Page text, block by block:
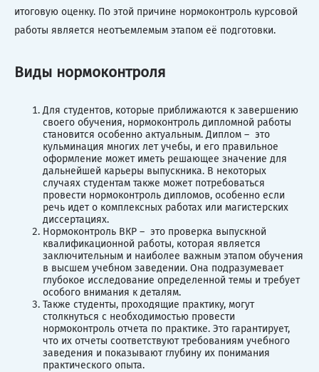
итоговую оценку. По этой причине нормоконтроль курсовой
работы является неотъемлемым этапом её подготовки.
Виды нормоконтроля
Для студентов, которые приближаются к завершению
своего обучения, нормоконтроль дипломной работы
становится особенно актуальным. Диплом – это
кульминация многих лет учебы, и его правильное
оформление может иметь решающее значение для
дальнейшей карьеры выпускника. В некоторых
случаях студентам также может потребоваться
провести нормоконтроль дипломов, особенно если
речь идет о комплексных работах или магистерских
диссертациях.
Нормоконтроль ВКР – это проверка выпускной
квалификационной работы, которая является
заключительным и наиболее важным этапом обучения
в высшем учебном заведении. Она подразумевает
глубокое исследование определенной темы и требует
особого внимания к деталям.
Также студенты, проходящие практику, могут
столкнуться с необходимостью провести
нормоконтроль отчета по практике. Это гарантирует,
что их отчеты соответствуют требованиям учебного
заведения и показывают глубину их понимания
практического опыта.